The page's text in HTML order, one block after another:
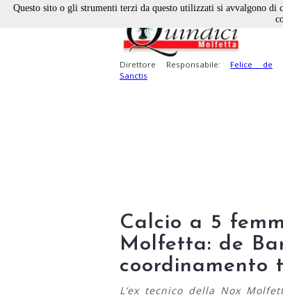
Direttore Responsabile: Felice de
Sanctis
Calcio a 5
Molfetta: de
coordinamento
L’ex tecnico della Nox
Questo sito o gli strumenti terzi da questo utilizzati si avvalgono